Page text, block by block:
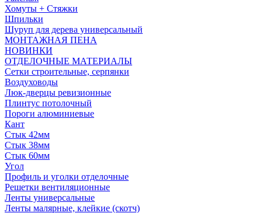
Хомуты + Стяжки
Шпильки
Шуруп для дерева универсальный
МОНТАЖНАЯ ПЕНА
НОВИНКИ
ОТДЕЛОЧНЫЕ МАТЕРИАЛЫ
Сетки строительные, серпянки
Воздуховоды
Люк-дверцы ревизионные
Плинтус потолочный
Пороги алюминиевые
Кант
Стык 42мм
Стык 38мм
Стык 60мм
Угол
Профиль и уголки отделочные
Решетки вентиляционные
Ленты универсальные
Ленты малярные, клейкие (скотч)